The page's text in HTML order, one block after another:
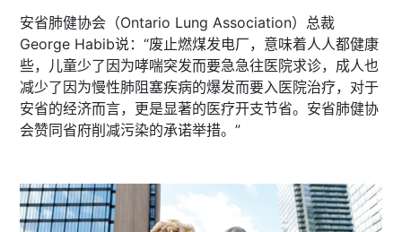
安省肺健协会（Ontario Lung Association）总裁
George Habib说：“废止燃煤发电厂，意味着人人都健康
些，儿童少了因为哮喘突发而要急急往医院求诊，成人也
减少了因为慢性肺阻塞疾病的爆发而要入医院治疗，对于
安省的经济而言，更是显著的医疗开支节省。安省肺健协
会赞同省府削减污染的承诺举措。”